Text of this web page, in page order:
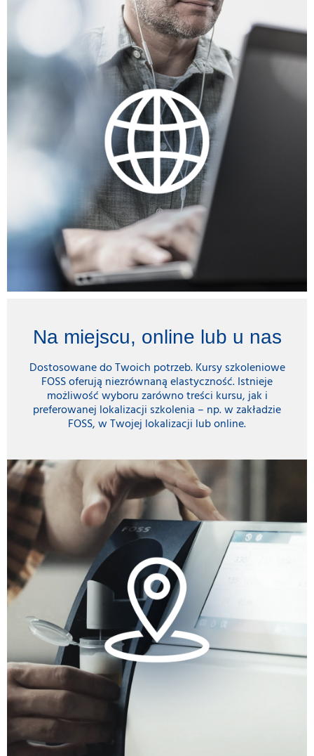
Na miejscu, online lub u nas
Dostosowane do Twoich potrzeb. Kursy szkoleniowe
FOSS oferują niezrównaną elastyczność. Istnieje
możliwość wyboru zarówno treści kursu, jak i
preferowanej lokalizacji szkolenia – np. w zakładzie
FOSS, w Twojej lokalizacji lub online.